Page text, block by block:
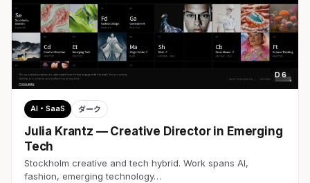
D 6
AI・SaaS ダーク
Julia Krantz — Creative Director in Emerging
Tech
Stockholm creative and tech hybrid. Work spans AI,
fashion, emerging technology…